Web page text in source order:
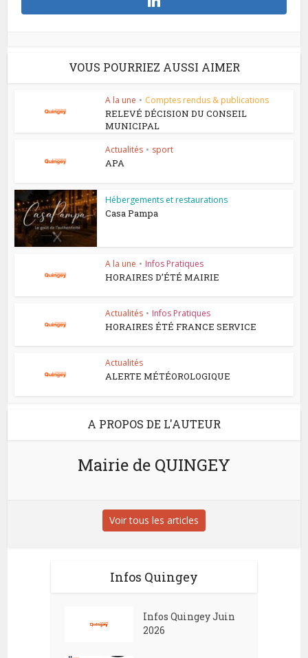
VOUS POURRIEZ AUSSI AIMER
A la une • Comptes rendus & publications
RELEVÉ DÉCISION DU CONSEIL
MUNICIPAL
Actualités • sport
APA
Hébergements et restaurations
Casa Pampa
A la une • Infos Pratiques
HORAIRES D’ÉTÉ MAIRIE
Actualités • Infos Pratiques
HORAIRES ÉTÉ FRANCE SERVICE
Actualités
ALERTE MÉTÉOROLOGIQUE
A PROPOS DE L'AUTEUR
Mairie de QUINGEY
Voir tous les articles
Infos Quingey
Infos Quingey Juin
2026